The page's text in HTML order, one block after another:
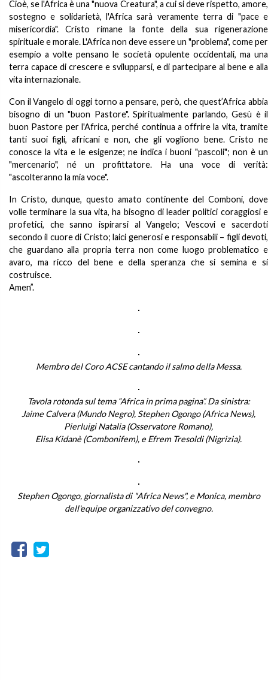
Cioè, se l'Africa è una "nuova Creatura", a cui si deve rispetto, amore,
sostegno e solidarietà, l'Africa sarà veramente terra di "pace e
misericordia". Cristo rimane la fonte della sua rigenerazione
spirituale e morale. L'Africa non deve essere un "problema", come per
esempio a volte pensano le società opulente occidentali, ma una
terra capace di crescere e svilupparsi, e di partecipare al bene e alla
vita internazionale.
Con il Vangelo di oggi torno a pensare, però, che quest’Africa abbia
bisogno di un "buon Pastore". Spiritualmente parlando, Gesù è il
buon Pastore per l'Africa, perché continua a offrire la vita, tramite
tanti suoi figli, africani e non, che gli vogliono bene. Cristo ne
conosce la vita e le esigenze; ne indica i buoni "pascoli"; non è un
"mercenario", né un profittatore. Ha una voce di verità:
"ascolteranno la mia voce".
In Cristo, dunque, questo amato continente del Comboni, dove
volle terminare la sua vita, ha bisogno di leader politici coraggiosi e
profetici, che sanno ispirarsi al Vangelo; Vescovi e sacerdoti
secondo il cuore di Cristo; laici generosi e responsabili – figli devoti,
che guardano alla propria terra non come luogo problematico e
avaro, ma ricco del bene e della speranza che si semina e si
costruisce.
Amen”.
Membro del Coro ACSE cantando il salmo della Messa.
Tavola rotonda sul tema “Africa in prima pagina”. Da sinistra:
Jaime Calvera (Mundo Negro), Stephen Ogongo (Africa News),
Pierluigi Natalia (Osservatore Romano),
Elisa Kidanè (Combonifem), e Efrem Tresoldi (Nigrizia).
Stephen Ogongo, giornalista di "Africa News", e Monica, membro
dell'equipe organizzativo del convegno.